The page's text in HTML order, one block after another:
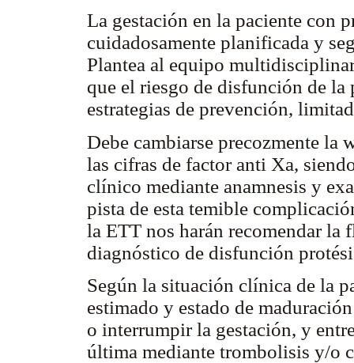
La gestación en la paciente con
cuidadosamente planificada y
Plantea al equipo
que el riesgo de disfunción de
estrategias de prevención,
Debe cambiarse precozmente
las cifras de factor anti Xa,
clínico mediante anamnesis y
pista de esta temible
la ETT nos harán recomendar la
diagnóstico de disfunción
Según la situación clínica de la
estimado y estado de
o interrumpir la gestación, y
última mediante trombolisis y/o